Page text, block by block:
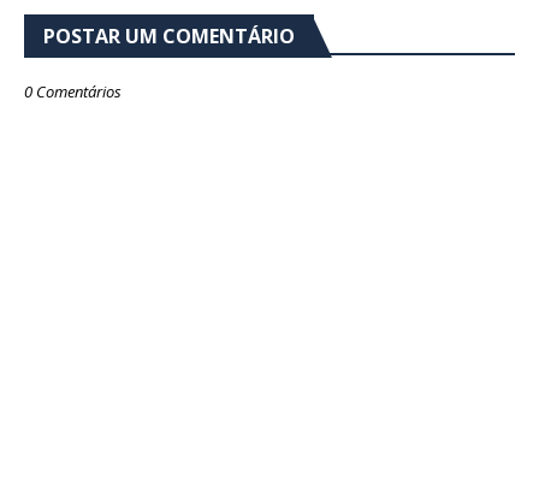
POSTAR UM COMENTÁRIO
0 Comentários